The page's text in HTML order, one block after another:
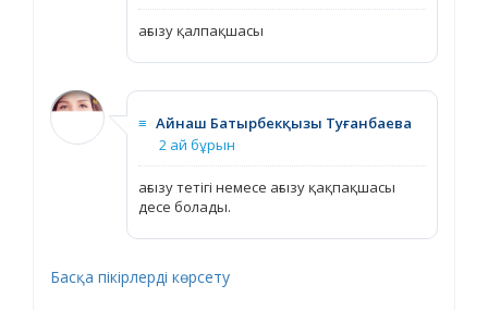
ағызу қалпақшасы
≡ Айнаш Батырбекқызы Туғанбаева
2 ай бұрын
ағызу тетігі немесе ағызу қақпақшасы
десе болады.
Басқа пікірлерді көрсету